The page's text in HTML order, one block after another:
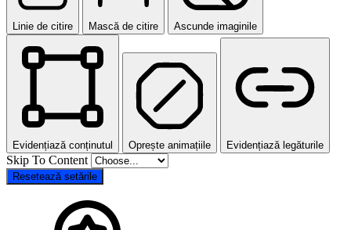
Linie de citire Mască de citire Ascunde imaginile
Evidențiază conținutul Oprește animațiile Evidențiază legăturile
Skip To Content
Resetează setările